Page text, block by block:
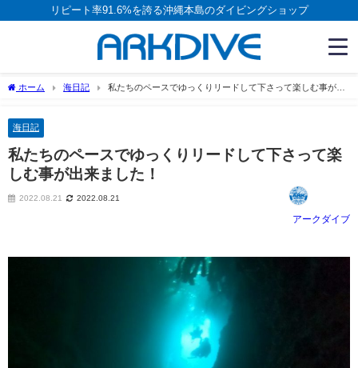
リピート率91.6%を誇る沖縄本島のダイビングショップ
ホーム 海日記
私たちのペースでゆっくりリードして下さって楽しむ事が出
海日記
私たちのペースでゆっくりリードして下さって楽
しむ事が出来ました！
2022.08.21 2022.08.21
アークダイブ